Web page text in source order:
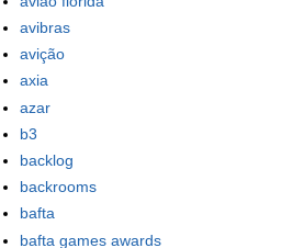
avibras
avição
axia
azar
b3
backlog
backrooms
bafta
bafta games awards